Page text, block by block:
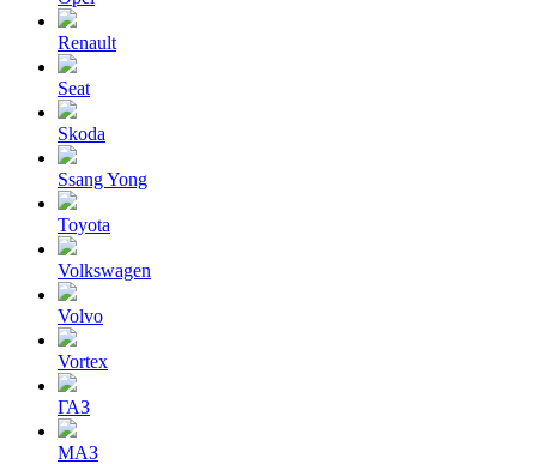
Renault
Seat
Skoda
Ssang Yong
Toyota
Volkswagen
Volvo
Vortex
ГАЗ
МАЗ